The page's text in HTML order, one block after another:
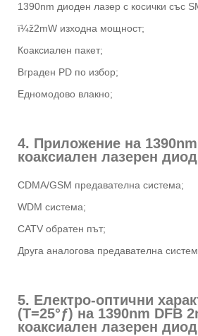
1390nm диоден лазер с косички със
ï¼ž2mW изходна мощност;
Коаксиален пакет;
Вграден PD по избор;
Едномодово влакно;
4. Приложение на
коаксиален лазерен
CDMA/GSM предавателна система;
WDM система;
CATV обратен път;
Друга аналогова предавателна
5. Електро-оптични
(T=25°ƒ) на 1390nm DFB
коаксиален лазерен